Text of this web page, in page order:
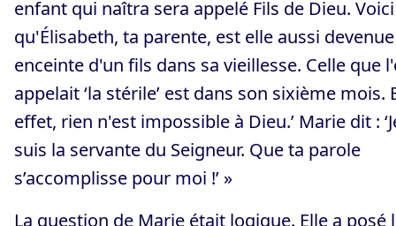
enfant qui naîtra sera appelé Fils de Dieu. Voici
qu'Élisabeth, ta parente, est elle aussi devenue
enceinte d'un fils dans sa vieillesse. Celle que
appelait ‘la stérile’ est dans son sixième mois.
effet, rien n'est impossible à Dieu.’ Marie dit :
suis la servante du Seigneur. Que ta parole
s’accomplisse pour moi !’ »
La question de Marie était logique. Elle a posé